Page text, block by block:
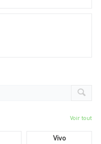
Voir tout
Vivo